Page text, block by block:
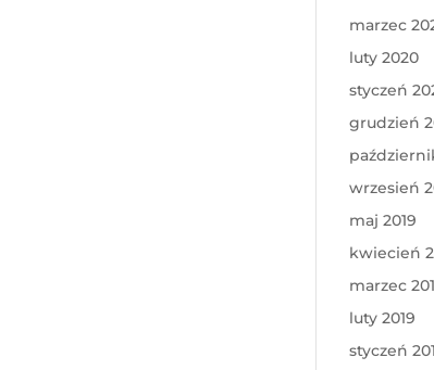
marzec
luty 2020
styczeń
grudzień
wrzesień
maj 2019
kwiecień
marzec
luty 2019
styczeń